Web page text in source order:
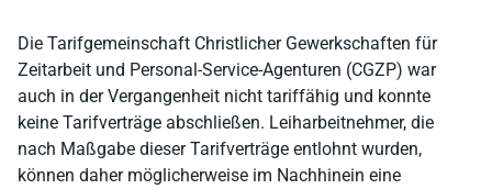
Die Tarifgemeinschaft Christlicher Gewerkschaften für
Zeitarbeit und Personal-Service-Agenturen (CGZP) war
auch in der Vergangenheit nicht tariffähig und konnte
keine Tarifverträge abschließen. Leiharbeitnehmer, die
nach Maßgabe dieser Tarifverträge entlohnt wurden,
können daher möglicherweise im Nachhinein eine